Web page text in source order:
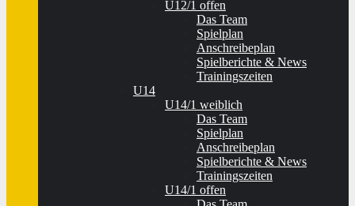
U12/1 offen
Das Team
Spielplan
Anschreibeplan
Spielberichte & News
Trainingszeiten
U14
U14/1 weiblich
Das Team
Spielplan
Anschreibeplan
Spielberichte & News
Trainingszeiten
U14/1 offen